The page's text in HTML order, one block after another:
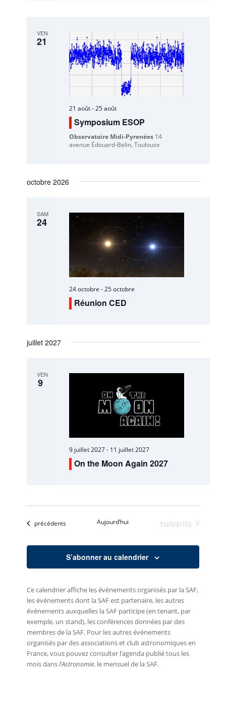
VEN
21
21 août-25 août
Symposium ESOP
Observatoire Midi-Pyrenées 14
avenue Édouard-Belin, Toulouse
octobre 2026
SAM
24
24 octobre -25 octobre
Réunion CED
juillet 2027
VEN
9
9 juillet 2027- 11 juillet 2027
On the Moon Again 2027
Évènements
précédents Aujourd’hui Évènements
suivants
S’abonner au calendrier
Ce calendrier affiche les événements organisés par la SAF,
les événements dont la SAF est partenaire, les autres
événements auxquelles la SAF participe (en tenant, par
exemple, un stand), les conférences données par des
membres de la SAF. Pour les autres événements
organisés par des associations et club astronomiques en
France, vous pouvez consulter l’agenda publié tous les
mois dansl’Astronomie, le mensuel de la SAF.